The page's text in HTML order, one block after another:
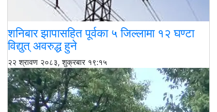
शनिबार झापासहित पूर्वका ५ जिल्लामा १२ घण्टा
विद्युत् अवरुद्ध हुने
२२ श्रावण २०८३, शुक्रबार १९:१५